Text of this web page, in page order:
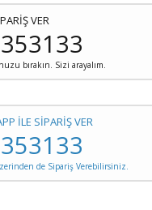
VER
bırakın. Sizi arayalım.
İLE SİPARİŞ VER
de Sipariş Verebilirsiniz.